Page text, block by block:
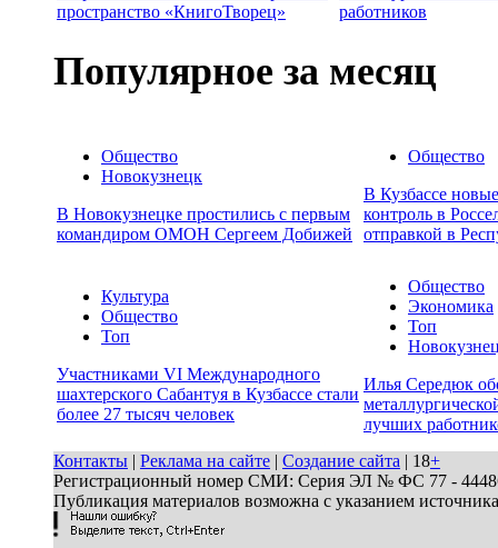
пространство «КнигоТворец»
работников
Популярное за месяц
Общество
Новокузнецк
В Новокузнецке простились с первым
командиром ОМОН Сергеем Добижей
Общество
В Кузбассе
контроль в
отправкой в
Культура
Общество
Топ
Участниками VI Международного
шахтерского Сабантуя в Кузбассе стали
более 27 тысяч человек
Общество
Экономика
Топ
Илья Середюк
лучших
Контакты | Реклама на сайте | Создание сайта | 18+
Регистрационный номер СМИ: Серия ЭЛ № ФС 77 - 44486
Публикация материалов возможна с указанием